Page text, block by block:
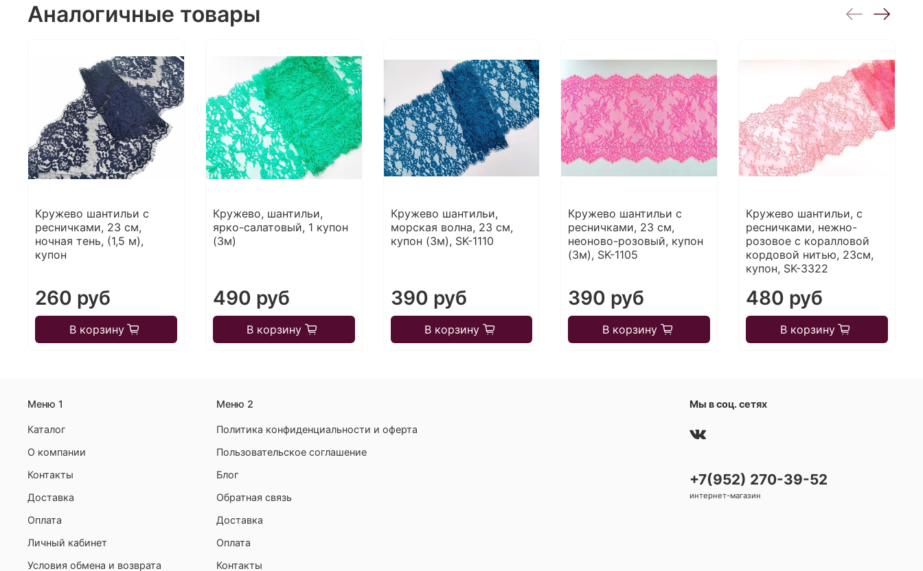
Аналогичные товары
Кружево шантильи с
ресничками, 23 см,
ночная тень, (1,5 м),
купон
260 руб
В корзину
Кружево, шантильи,
ярко-салатовый, 1 купон
(3м)
490 руб
В корзину
Кружево шантильи,
морская волна, 23 см,
купон (3м), SK-1110
390 руб
В корзину
Кружево шантильи с
ресничками, 23 см,
неоново-розовый, купон
(3м), SK-1105
390 руб
В корзину
Кружево шантильи, с
ресничками, нежно-
розовое с коралловой
кордовой нитью, 23см,
купон, SK-3322
480 руб
В корзину
Меню 1
Каталог
О компании
Контакты
Доставка
Оплата
Личный кабинет
Условия обмена и возврата
Меню 2
Политика конфиденциальности и оферта
Пользовательское соглашение
Блог
Обратная связь
Доставка
Оплата
Контакты
Мы в соц. сетях
+7(952) 270-39-52
интернет-магазин